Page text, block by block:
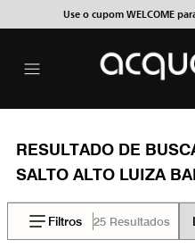
Use o cupom WELCOME
RESULTADO DE
SALTO ALTO LUIZA
Filtros 25 Resultados